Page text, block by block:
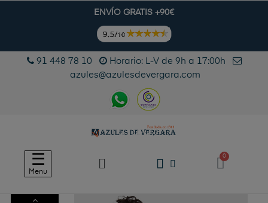
ENVÍO GRATIS +90€
91 448 78 10
Horario: L-V de 9h a 17:00h
azules@azulesdevergara.com
Navegación
de
palanca
☰
Menu